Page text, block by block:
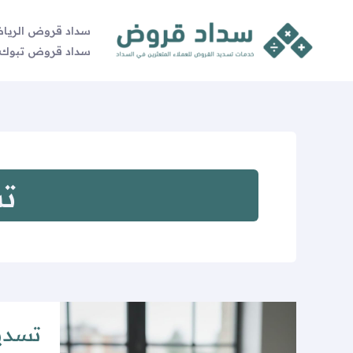
المحتوى
سداد قروض
سداد قروض تبوك